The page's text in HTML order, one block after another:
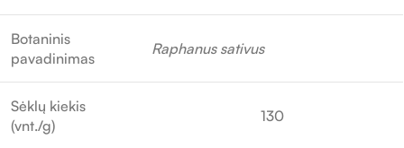
Botaninis
pavadinimas
Raphanus sativus
Sėklų kiekis
(vnt./g)
130